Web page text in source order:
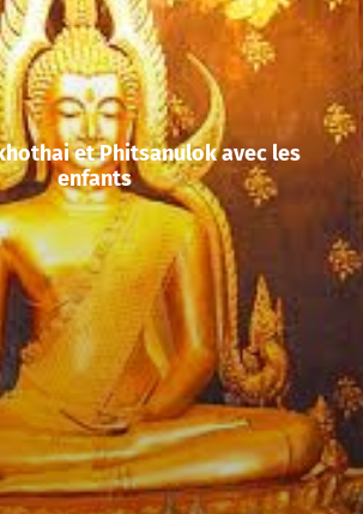
et Phitsanulok avec les
enfants